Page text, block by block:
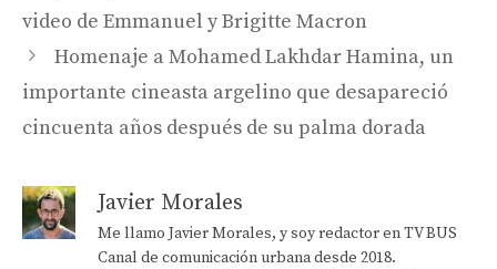
video de Emmanuel y Brigitte Macron
Homenaje a Mohamed Lakhdar Hamina, un
importante cineasta argelino que desapareció
cincuenta años después de su palma dorada
Javier Morales
Me llamo Javier Morales, y soy redactor en TV BUS
Canal de comunicación urbana desde 2018.